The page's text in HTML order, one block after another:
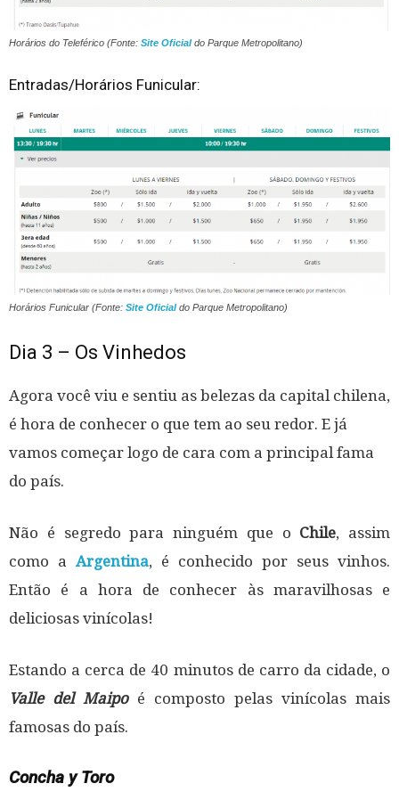
Horários do Teleférico (Fonte: Site Oficialdo Parque Metropolitano)
Entradas/Horários Funicular:
Horários Funicular (Fonte: Site Oficialdo Parque Metropolitano)
Dia 3 – Os Vinhedos
Agora você viu e sentiu as belezas da capital chilena,
é hora de conhecer o que tem ao seu redor. E já
vamos começar logo de cara com a principal fama
do país.
Não é segredo para ninguém que o Chile, assim
como a Argentina, é conhecido por seus vinhos.
Então é a hora de conhecer às maravilhosas e
deliciosas vinícolas!
Estando a cerca de 40 minutos de carro da cidade, o
Valle del Maipo é composto pelas vinícolas mais
famosas do país.
Concha y Toro